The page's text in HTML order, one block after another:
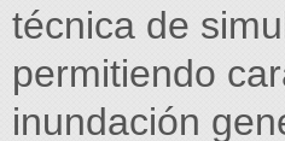
técnica de
permitiendo
inundación